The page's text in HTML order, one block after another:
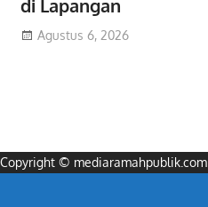
di Lapangan
Agustus 6, 2026
Copyright © mediaramahpublik.com